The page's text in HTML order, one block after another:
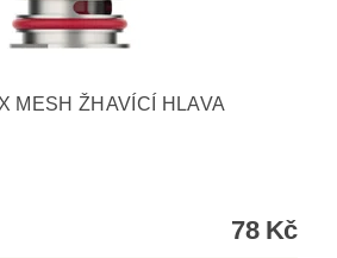
MESH ŽHAVÍCÍ HLAVA
78 Kč